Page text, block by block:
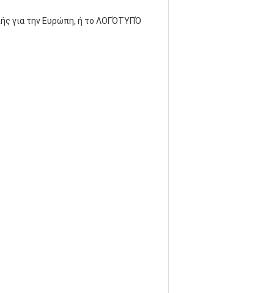
για την Ευρώπη, ή το ΛΟΓΌΤΥΠΌ